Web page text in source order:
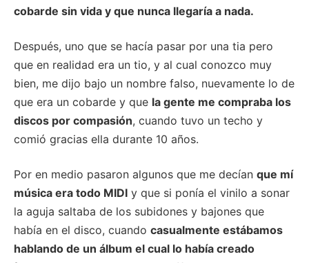
cobarde sin vida y que nunca llegaría a nada.
Después, uno que se hacía pasar por una tia pero
que en realidad era un tio, y al cual conozco muy
bien, me dijo bajo un nombre falso, nuevamente lo de
que era un cobarde y que la gente me compraba los
discos por compasión, cuando tuvo un techo y
comió gracias ella durante 10 años.
Por en medio pasaron algunos que me decían que mí
música era todo MIDI y que si ponía el vinilo a sonar
la aguja saltaba de los subidones y bajones que
había en el disco, cuando casualmente estábamos
hablando de un álbum el cual lo había creado